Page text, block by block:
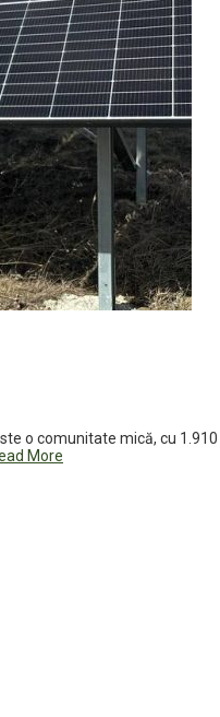
o comunitate mică, cu
More